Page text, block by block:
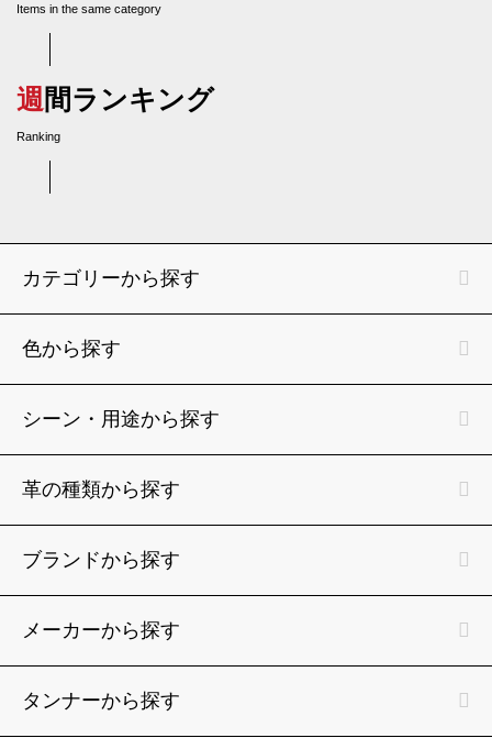
Items in the same category
週間ランキング
Ranking
カテゴリーから探す
色から探す
シーン・用途から探す
革の種類から探す
ブランドから探す
メーカーから探す
タンナーから探す